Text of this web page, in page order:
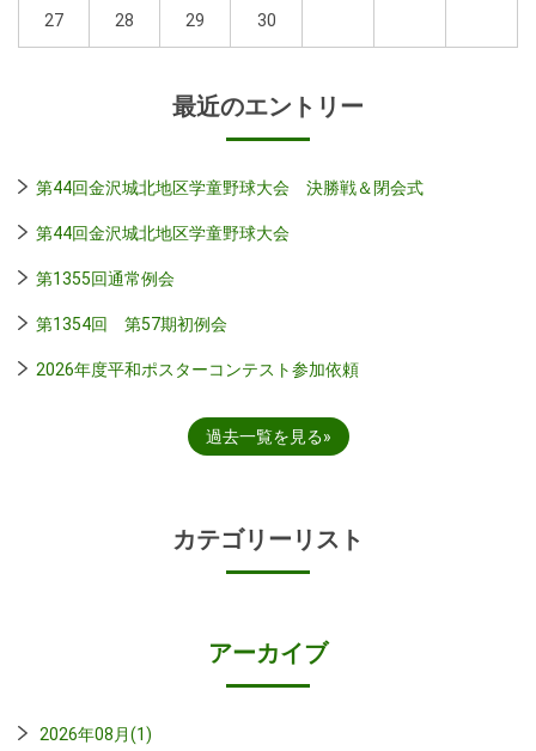
27 28 29 30
最近のエントリー
第44回金沢城北地区学童野球大会 決勝戦＆閉会式
第44回金沢城北地区学童野球大会
第1355回通常例会
第1354回 第57期初例会
2026年度平和ポスターコンテスト参加依頼
過去一覧を見る
カテゴリーリスト
アーカイブ
2026年08月(1)